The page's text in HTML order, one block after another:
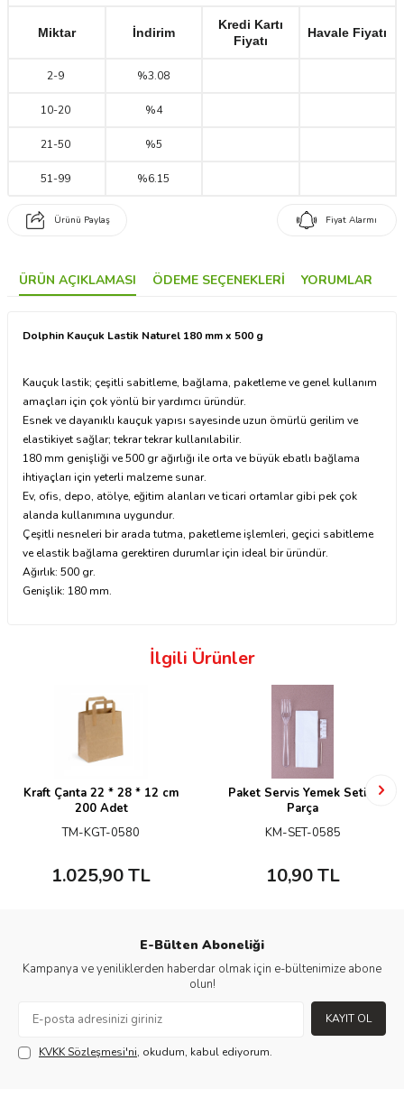
Miktar İndirim
Kredi Kartı
Fiyatı
Havale Fiyatı
2-9 %3.08
10-20 %4
21-50 %5
51-99 %6.15
Ürünü Paylaş Fiyat Alarmı
ÜRÜN AÇIKLAMASI ÖDEME SEÇENEKLERI YORUMLAR
Dolphin Kauçuk Lastik Naturel 180 mm x 500 g
Kauçuk lastik; çeşitli sabitleme, bağlama, paketleme ve genel kullanım
amaçları için çok yönlü bir yardımcı üründür.
Esnek ve dayanıklı kauçuk yapısı sayesinde uzun ömürlü gerilim ve
elastikiyet sağlar; tekrar tekrar kullanılabilir.
180 mm genişliği ve 500 gr ağırlığı ile orta ve büyük ebatlı bağlama
ihtiyaçları için yeterli malzeme sunar.
Ev, ofis, depo, atölye, eğitim alanları ve ticari ortamlar gibi pek çok
alanda kullanımına uygundur.
Çeşitli nesneleri bir arada tutma, paketleme işlemleri, geçici sabitleme
ve elastik bağlama gerektiren durumlar için ideal bir üründür.
Ağırlık: 500 gr.
Genişlik: 180 mm.
İlgili Ürünler
Kraft Çanta 22 * 28 * 12 cm
200 Adet
TM-KGT-0580
1.025,90TL
Paket Servis Yemek Seti 4
Parça
KM-SET-0585
10,90TL
E-Bülten Aboneliği
Kampanya ve yeniliklerden haberdar olmak için e-bültenimize abone
olun!
KAYIT OL
KVKK Sözleşmesi'ni, okudum, kabul ediyorum.